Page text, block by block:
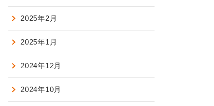
2025年2月
2025年1月
2024年12月
2024年10月